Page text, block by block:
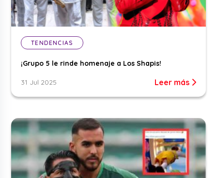
TENDENCIAS
¡Grupo 5 le rinde homenaje a Los Shapis!
31 Jul 2025 Leer más